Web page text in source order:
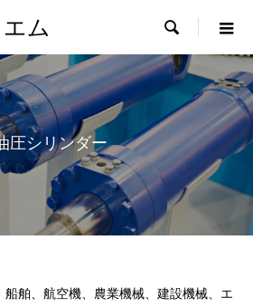
ム 
圧シリンダー
船舶、航空機、農業機械、建設機械、エ